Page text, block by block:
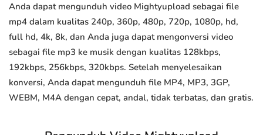
Anda dapat mengunduh video Mightyupload sebagai file
mp4 dalam kualitas 240p, 360p, 480p, 720p, 1080p, hd,
full hd, 4k, 8k, dan Anda juga dapat mengonversi video
sebagai file mp3 ke musik dengan kualitas 128kbps,
192kbps, 256kbps, 320kbps. Setelah menyelesaikan
konversi, Anda dapat mengunduh file MP4, MP3, 3GP,
WEBM, M4A dengan cepat, andal, tidak terbatas, dan gratis.